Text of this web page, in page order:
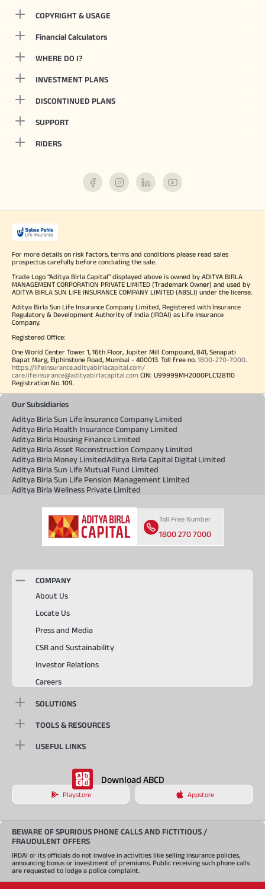
COPYRIGHT & USAGE
Financial Calculators
WHERE DO I?
INVESTMENT PLANS
DISCONTINUED PLANS
SUPPORT
RIDERS
For more details on risk factors, terms and conditions please read sales
prospectus carefully before concluding the sale.
Trade Logo "Aditya Birla Capital" displayed above is owned by ADITYA BIRLA
MANAGEMENT CORPORATION PRIVATE LIMITED (Trademark Owner) and used by
ADITYA BIRLA SUN LIFE INSURANCE COMPANY LIMITED (ABSLI) under the license.
Aditya Birla Sun Life Insurance Company Limited, Registered with Insurance
Regulatory & Development Authority of India (IRDAI) as Life Insurance
Company.
Registered Office:
One World Center Tower 1, 16th Floor, Jupiter Mill Compound, 841, Senapati
Bapat Marg, Elphinstone Road, Mumbai - 400013. Toll free no. 1800-270-7000.
https://lifeinsurance.adityabirlacapital.com/
care.lifeinsurance@adityabirlacapital.com CIN: U99999MH2000PLC128110
Registration No. 109.
Our Subsidiaries
Aditya Birla Sun Life Insurance Company Limited
Aditya Birla Health Insurance Company Limited
Aditya Birla Housing Finance Limited
Aditya Birla Asset Reconstruction Company Limited
Aditya Birla Money LimitedAditya Birla Capital Digital Limited
Aditya Birla Sun Life Mutual Fund Limited
Aditya Birla Sun Life Pension Management Limited
Aditya Birla Wellness Private Limited
Toll Free Number
1800 270 7000
COMPANY
About Us
Locate Us
Press and Media
CSR and Sustainability
Investor Relations
Careers
SOLUTIONS
TOOLS & RESOURCES
USEFUL LINKS
Download ABCD
Playstore Appstore
BEWARE OF SPURIOUS PHONE CALLS AND FICTITIOUS /
FRAUDULENT OFFERS
IRDAI or its officials do not involve in activities like selling insurance policies,
announcing bonus or investment of premiums. Public receiving such phone calls
are requested to lodge a police complaint.